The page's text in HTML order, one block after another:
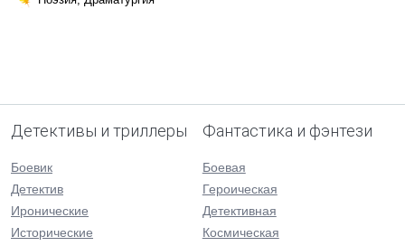
Детективы и триллеры
Боевик
Детектив
Иронические
Исторические
Фантастика и фэнтези
Боевая
Героическая
Детективная
Космическая